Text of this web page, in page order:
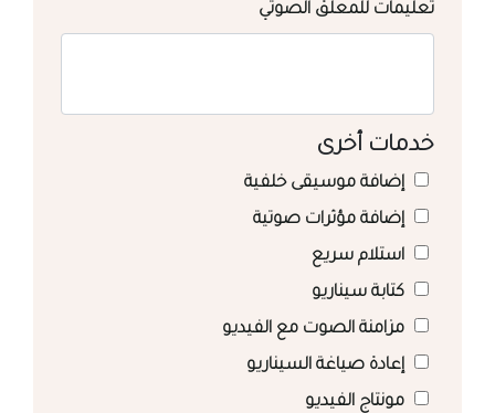
تعليمات للمعلق الصوتي
خدمات أخرى
إضافة موسيقى خلفية
إضافة مؤثرات صوتية
استلام سريع
كتابة سيناريو
مزامنة الصوت مع الفيديو
إعادة صياغة السيناريو
مونتاج الفيديو